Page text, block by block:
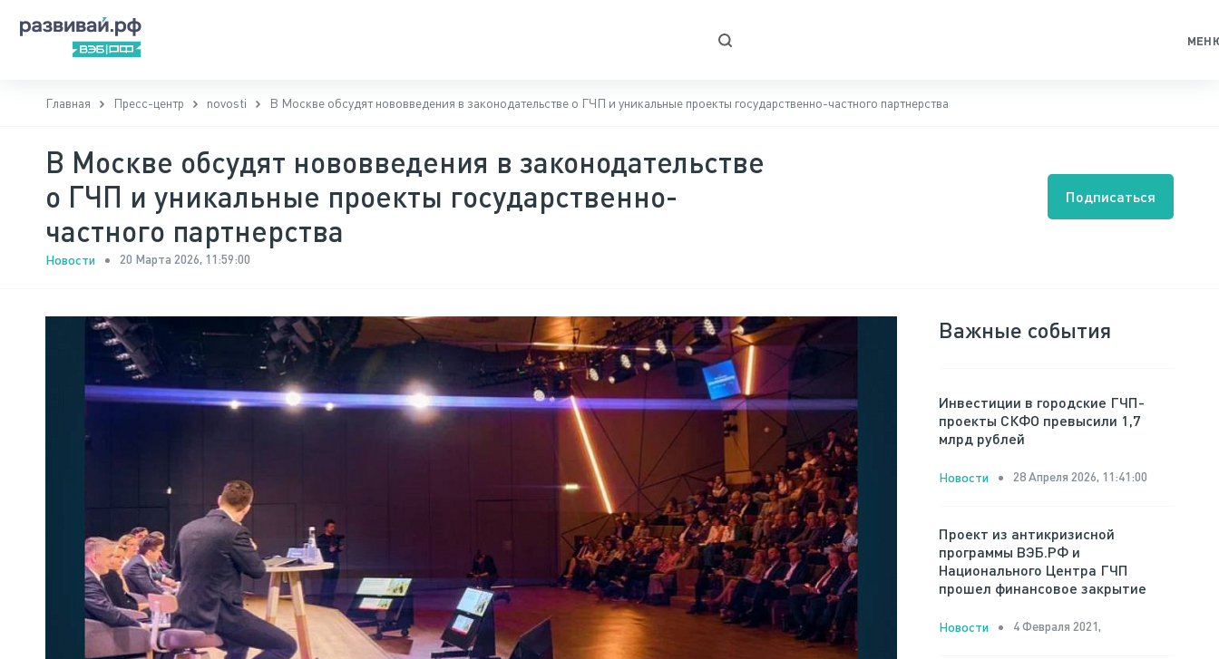
Главная Пресс-центр novosti В Москве обсудят нововведения в законодательстве о ГЧП и уникальные проекты государственно-частного партнерства
В Москве обсудят нововведения в законодательстве
о ГЧП и уникальные проекты государственно-
частного партнерства
Подписаться
Новости 20 Марта 2026, 11:59:00
Важные события
Инвестиции в городские ГЧП-
проекты СКФО превысили 1,7
млрд рублей
Новости 28 Апреля 2026, 11:41:00
Проект из антикризисной
программы ВЭБ.РФ и
Национального Центра ГЧП
прошел финансовое закрытие
Новости 4 Февраля 2021,